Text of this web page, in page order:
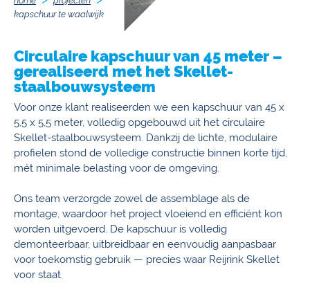
kapschuur te waalwijk
Circulaire kapschuur van 45 meter –
gerealiseerd met het Skellet-
staalbouwsysteem
Voor onze klant realiseerden we een kapschuur van 45 x
5,5 x 5,5 meter, volledig opgebouwd uit het circulaire
Skellet-staalbouwsysteem. Dankzij de lichte, modulaire
profielen stond de volledige constructie binnen korte tijd,
mét minimale belasting voor de omgeving.
Ons team verzorgde zowel de assemblage als de
montage, waardoor het project vloeiend en efficiënt kon
worden uitgevoerd. De kapschuur is volledig
demonteerbaar, uitbreidbaar en eenvoudig aanpasbaar
voor toekomstig gebruik — precies waar Reijrink Skellet
voor staat.